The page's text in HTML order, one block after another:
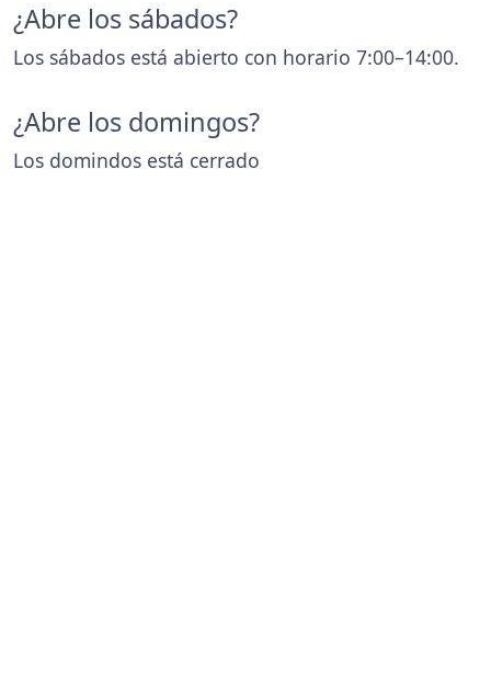
¿Abre los sábados?
Los sábados está abierto con horario 7:00–14:00.
¿Abre los domingos?
Los domindos está cerrado